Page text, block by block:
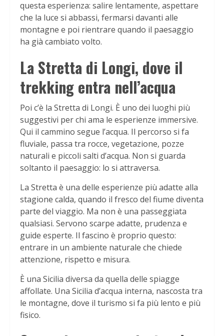
questa esperienza: salire lentamente, aspettare
che la luce si abbassi, fermarsi davanti alle
montagne e poi rientrare quando il paesaggio
ha già cambiato volto.
La Stretta di Longi, dove il
trekking entra nell’acqua
Poi c’è la Stretta di Longi. È uno dei luoghi più
suggestivi per chi ama le esperienze immersive.
Qui il cammino segue l’acqua. Il percorso si fa
fluviale, passa tra rocce, vegetazione, pozze
naturali e piccoli salti d’acqua. Non si guarda
soltanto il paesaggio: lo si attraversa.
La Stretta è una delle esperienze più adatte alla
stagione calda, quando il fresco del fiume diventa
parte del viaggio. Ma non è una passeggiata
qualsiasi. Servono scarpe adatte, prudenza e
guide esperte. Il fascino è proprio questo:
entrare in un ambiente naturale che chiede
attenzione, rispetto e misura.
È una Sicilia diversa da quella delle spiagge
affollate. Una Sicilia d’acqua interna, nascosta tra
le montagne, dove il turismo si fa più lento e più
fisico.